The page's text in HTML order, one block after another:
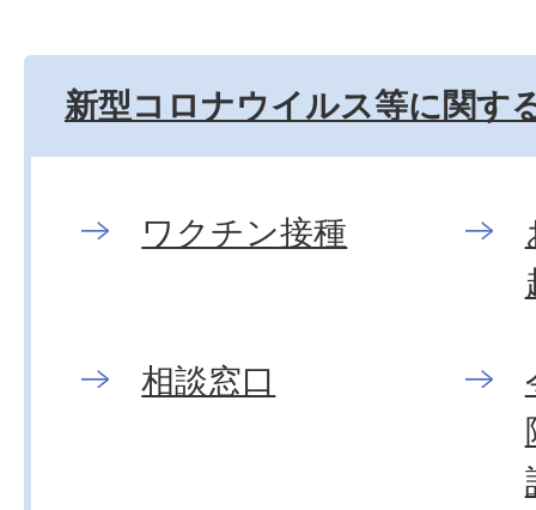
新型コロナウイルス等に関す
ワクチン接種
相談窓口